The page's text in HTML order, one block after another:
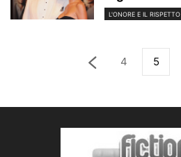
L'ONORE E IL RISPETTO
4 5